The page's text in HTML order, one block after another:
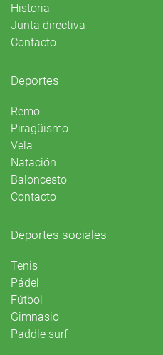
Historia
Junta directiva
Contacto
Deportes
Remo
Piragüismo
Vela
Natación
Baloncesto
Contacto
Deportes sociales
Tenis
Pádel
Fútbol
Gimnasio
Paddle surf